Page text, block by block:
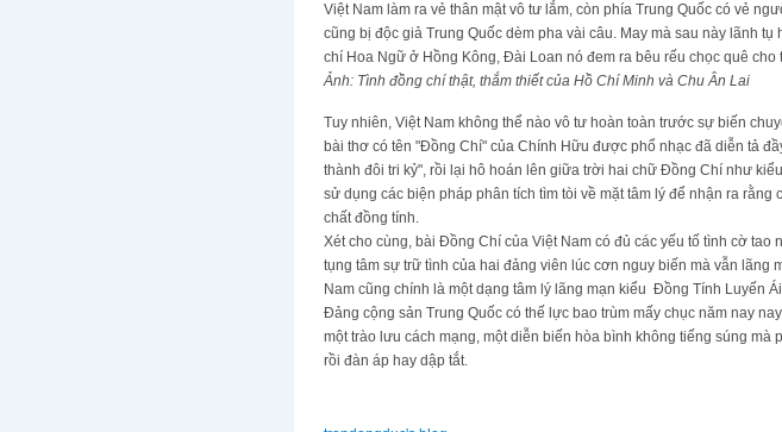
Việt Nam làm ra vẻ thân mật vô tư lắm, còn phía Trung Quốc có vẻ
cũng bị độc giả Trung Quốc dèm pha vài câu. May mà sau này lãnh
chí Hoa Ngữ ở Hồng Kông, Đài Loan nó đem ra bêu rếu chọc quê
Ảnh: Tình đồng chí thật, thắm thiết của Hồ Chí Minh và Chu Ân Lai
Tuy nhiên, Việt Nam không thể nào vô tư hoàn toàn trước sự biến
bài thơ có tên "Đồng Chí" của Chính Hữu được phổ nhạc đã diễn tả
thành đôi tri kỷ", rồi lại hô hoán lên giữa trời hai chữ Đồng Chí như
sử dụng các biện pháp phân tích tìm tòi về mặt tâm lý để nhận ra
chất đồng tính.
Xét cho cùng, bài Đồng Chí của Việt Nam có đủ các yếu tố tình cờ
tụng tâm sự trữ tình của hai đảng viên lúc cơn nguy biến mà vẫn
Nam cũng chính là một dạng tâm lý lãng mạn kiểu Đồng Tính Luyến
Đảng cộng sản Trung Quốc có thế lực bao trùm mấy chục năm nay
một trào lưu cách mạng, một diễn biến hòa bình không tiếng súng
rồi đàn áp hay dập tắt.